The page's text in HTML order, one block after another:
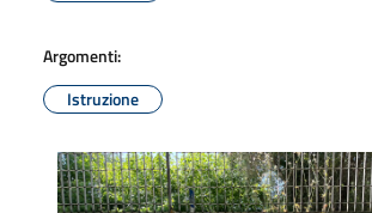
Argomenti:
Istruzione